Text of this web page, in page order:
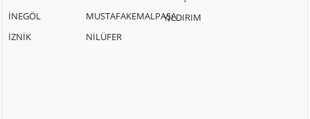
İNEGÖL
İZNİK
MUSTAFAKEMALPAŞA
NİLÜFER
YILDIRIM